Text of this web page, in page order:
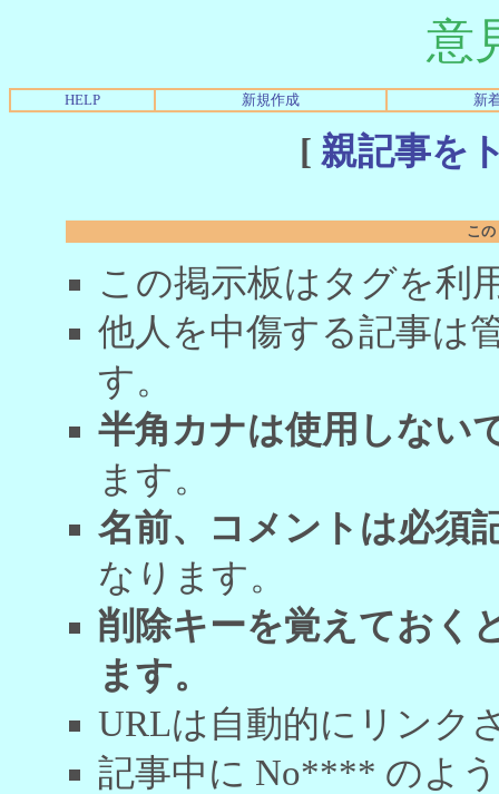
意
HELP 新規作成 新
[ 親記事を
こ
この掲示板はタグを利
他人を中傷する記事は
す。
半角カナは使用しない
ます。
名前、コメントは必須
なります。
削除キーを覚えておく
ます。
URLは自動的にリンク
記事中に No**** のよ